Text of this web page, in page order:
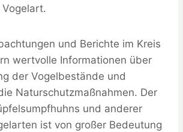
und Berichte im Kreis
wertvolle Informationen über
der Vogelbestände und
Naturschutzmaßnahmen. Der
und anderer
ist von großer Bedeutung